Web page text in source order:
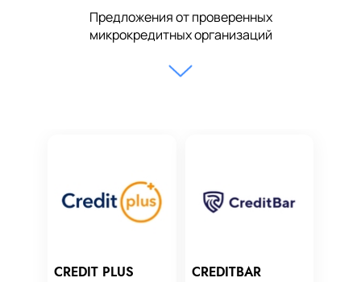
Предложения от проверенных
микрокредитных организаций
CREDIT PLUS CREDITBAR